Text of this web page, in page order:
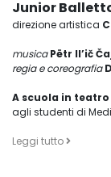
Junior
direzione artistica
musicaPëtr Il’ič
regia e coreografia
A scuola in teatro
agli studenti di
Leggi tutto